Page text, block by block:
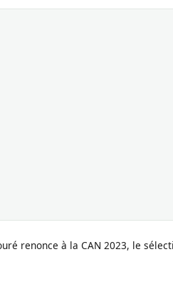
renonce à la CAN 2023, le